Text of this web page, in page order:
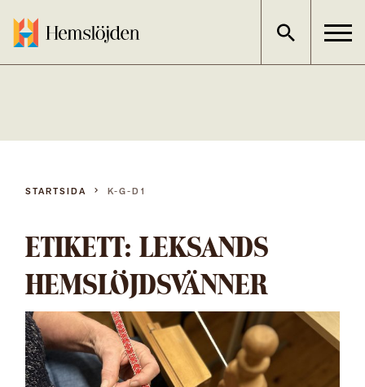
innehållet
STARTSIDA K-G-D1
ETIKETT: LEKSANDS
HEMSLÖJDSVÄNNER